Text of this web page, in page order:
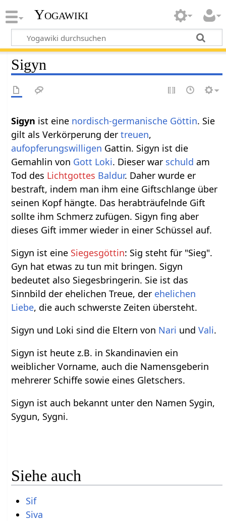
Yogawiki
Sigyn
Sigyn ist eine nordisch-germanische Göttin. Sie
gilt als Verkörperung dertreuen,
aufopferungswilligen Gattin. Sigyn ist die
Gemahlin von Gott Loki. Dieser war schuld am
Tod des Lichtgottes Baldur. Daher wurde er
bestraft, indem man ihm eine Giftschlange über
seinen Kopf hängte. Das herabträufelnde Gift
sollte ihm Schmerz zufügen. Sigyn fing aber
dieses Gift immer wieder in einer Schüssel auf.
Sigyn ist eine Siegesgöttin: Sig steht für "Sieg".
Gyn hat etwas zu tun mit bringen. Sigyn
bedeutet also Siegesbringerin. Sie ist das
Sinnbild der ehelichen Treue, der ehelichen
Liebe, die auch schwerste Zeiten übersteht.
Sigyn und Loki sind die Eltern von Nari undVali.
Sigyn ist heute z.B. in Skandinavien ein
weiblicher Vorname, auch die Namensgeberin
mehrerer Schiffe sowie eines Gletschers.
Sigyn ist auch bekannt unter den Namen Sygin,
Sygun, Sygni.
Siehe auch
Sif
Siva